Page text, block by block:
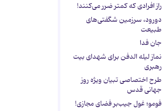
راز افرادی که کمتر ضرر می‌کنند!
دورود، سرزمین شگفتی‌های
طبیعت
جان فدا
نماز لیله الدفن برای شهدای بیت
رهبری
طرح اختصاصی تبیان ویژه روز
جهانی قدس
فومو؛ غول جیب‌بر فضای مجازی!